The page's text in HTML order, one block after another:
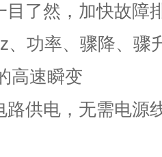
目了然，加快故障
、功率、骤降、骤
高速瞬变
路供电，无需电源